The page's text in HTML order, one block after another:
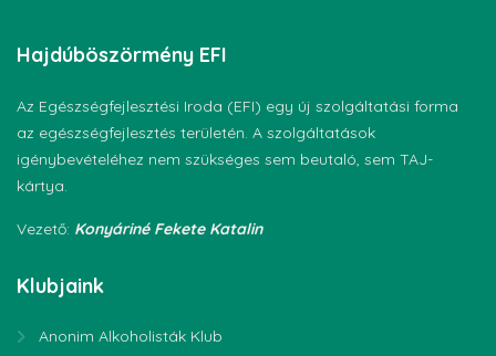
Hajdúböszörmény EFI
Az Egészségfejlesztési Iroda (EFI) egy új szolgáltatási forma
az egészségfejlesztés területén. A szolgáltatások
igénybevételéhez nem szükséges sem beutaló, sem TAJ-
kártya.
Vezető: Konyáriné Fekete Katalin
Klubjaink
Anonim Alkoholisták Klub